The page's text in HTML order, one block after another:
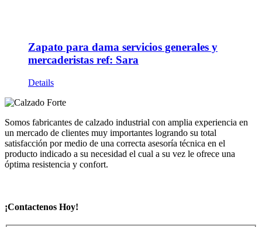
Zapato para dama servicios generales y
mercaderistas ref: Sara
Details
Somos fabricantes de calzado industrial con amplia experiencia en
un mercado de clientes muy importantes logrando su total
satisfacción por medio de una correcta asesoría técnica en el
producto indicado a su necesidad el cual a su vez le ofrece una
óptima resistencia y confort.
¡Contactenos Hoy!